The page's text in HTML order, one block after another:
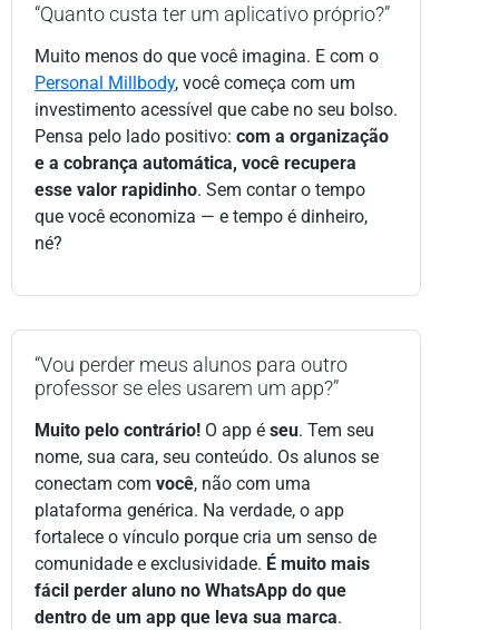
“Quanto custa ter um aplicativo próprio?”
Muito menos do que você imagina. E com o
Personal Millbody, você começa com um
investimento acessível que cabe no seu bolso.
Pensa pelo lado positivo: com a organização
e a cobrança automática, você recupera
esse valor rapidinho. Sem contar o tempo
que você economiza — e tempo é dinheiro,
né?
“Vou perder meus alunos para outro
professor se eles usarem um app?”
Muito pelo contrário! O app é seu. Tem seu
nome, sua cara, seu conteúdo. Os alunos se
conectam com você, não com uma
plataforma genérica. Na verdade, o app
fortalece o vínculo porque cria um senso de
comunidade e exclusividade. É muito mais
fácil perder aluno no WhatsApp do que
dentro de um app que leva sua marca.